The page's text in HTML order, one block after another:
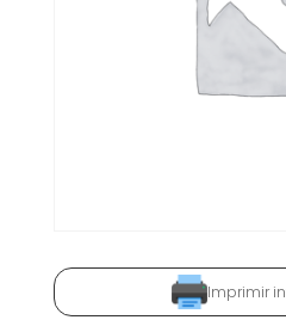
Imprimir